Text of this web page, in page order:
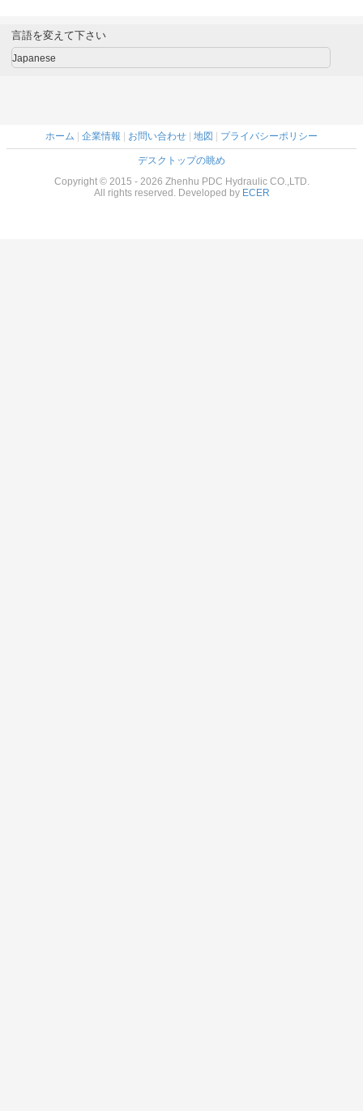
言語を変えて下さい
Japanese
ホーム | 企業情報 | お問い合わせ | 地図 | プライバシーポリシー
デスクトップの眺め
Copyright © 2015 - 2026 Zhenhu PDC Hydraulic CO.,LTD.
All rights reserved. Developed by ECER